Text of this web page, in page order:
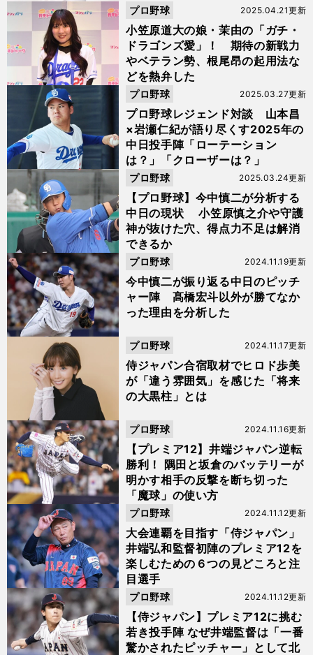
小笠原道大の娘・茉由の「ガチ・
ドラゴンズ愛」！ 期待の新戦力
やベテラン勢、根尾昂の起用法な
どを熱弁した
2025.04.21更新
プロ野球
プロ野球レジェンド対談 山本昌
×岩瀬仁紀が語り尽くす2025年の
中日投手陣「ローテーション
は？」「クローザーは？」
2025.03.27更新
プロ野球
【プロ野球】今中慎二が分析する
中日の現状 小笠原慎之介や守護
神が抜けた穴、得点力不足は解消
できるか
2025.03.24更新
プロ野球
今中慎二が振り返る中日のピッチ
ャー陣 髙橋宏斗以外が勝てなか
った理由を分析した
2024.11.19更新
プロ野球
侍ジャパン合宿取材でヒロド歩美
が「違う雰囲気」を感じた「将来
の大黒柱」とは
2024.11.17更新
プロ野球
【プレミア12】井端ジャパン逆転
勝利！ 隅田と坂倉のバッテリーが
明かす相手の反撃を断ち切った
「魔球」の使い方
2024.11.16更新
プロ野球
大会連覇を目指す「侍ジャパン」
井端弘和監督初陣のプレミア12を
楽しむための６つの見どころと注
目選手
2024.11.12更新
プロ野球
【侍ジャパン】プレミア12に挑む
若き投手陣 なぜ井端監督は「一番
驚かされたピッチャー」として北
2024.11.12更新
プロ野球